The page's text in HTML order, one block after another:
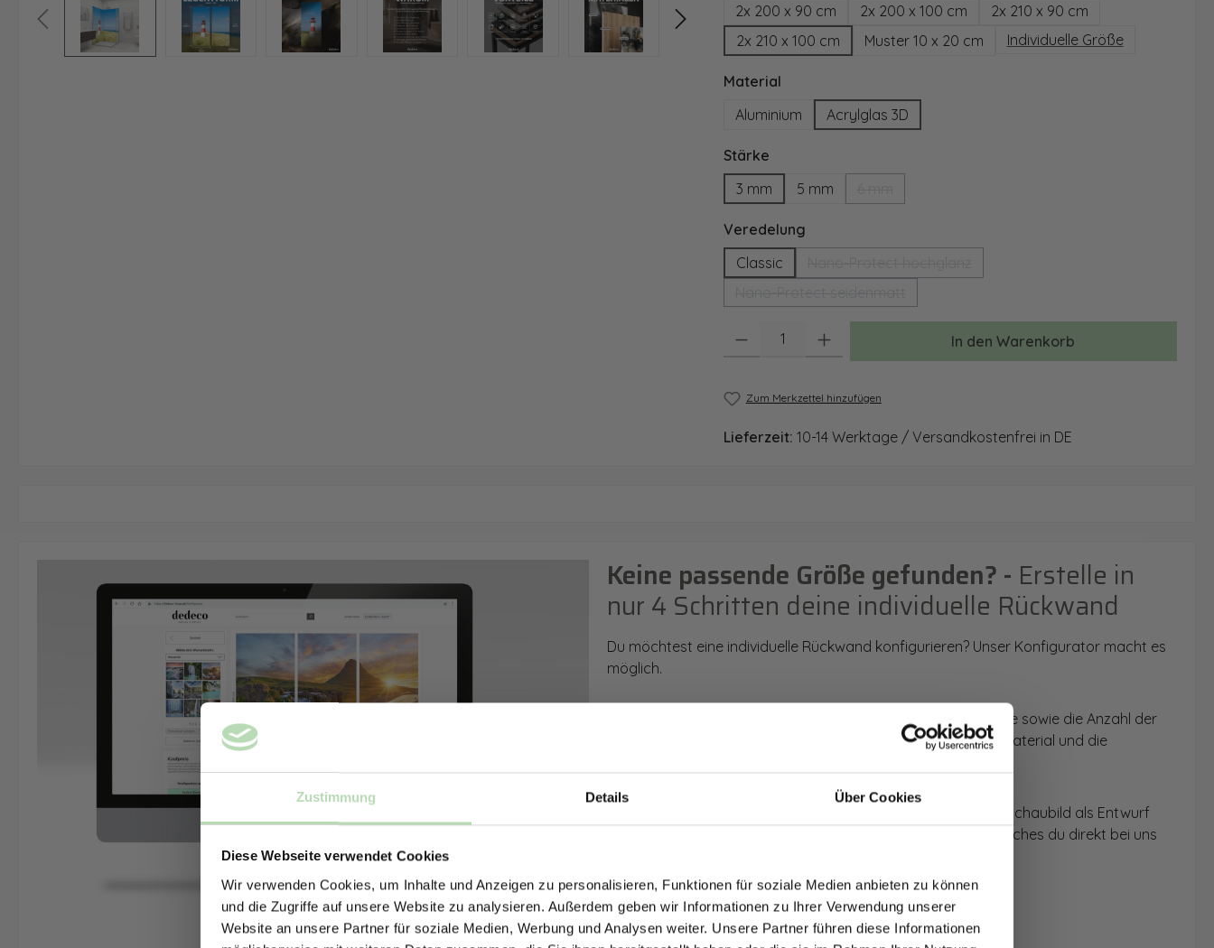
Zustimmung Details Über Cookies
Diese Webseite verwendet Cookies
Wir verwenden Cookies, um Inhalte und Anzeigen zu personalisieren, Funktionen für soziale Medien anbieten zu können
und die Zugriffe auf unsere Website zu analysieren. Außerdem geben wir Informationen zu Ihrer Verwendung unserer
Website an unsere Partner für soziale Medien, Werbung und Analysen weiter. Unsere Partner führen diese Informationen
2x 200 x 90 cm
2x 200 x 100 cm
2x 210 x 90 cm
2x 210 x 100 cm
Muster 10 x 20 cm Individuelle Größe
Materialauswählen
Aluminium
Acrylglas 3D
Stärkeauswählen
3 mm
5 mm
Veredelungauswählen
Classic
(Diese Option ist zurzeit nicht verfügbar.)
Produkt Anzahl: Gib den gewünschten Wert ein oder benutze die Schaltflächen
In den Warenkorb
Zum Merkzettel hinzufügen
Lieferzeit: 10-14 Werktage / Versandkostenfrei in DE
Keine passende Größe gefunden? - Erstelle in
nur 4 Schritten deine individuelle Rückwand
Du möchtest eine individuelle Rückwand konfigurieren? Unser Konfigurator macht es
möglich.
So einfach geht es: Wähle den Anwendungsbereich, die Größe sowie die Anzahl der
Rückwand. Anschließend kannst du dein Wunschmotiv, das Material und die
Mithilfe unseres Konfigurators werden dir die Rückwände im Schaubild als Entwurf
dargestellt. Parallel erhältst du dein individuelles Angebot, welches du direkt bei uns
Zum Konfigurator
Jetzt zum Newsletter anmelden.